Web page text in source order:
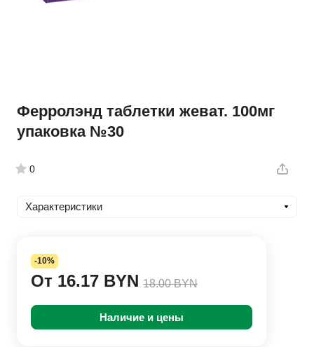
Ферролэнд таблетки жеват. 100мг
упаковка №30
0
Характеристики
-10%
От 16.17 BYN 18.00 BYN
Наличие и цены